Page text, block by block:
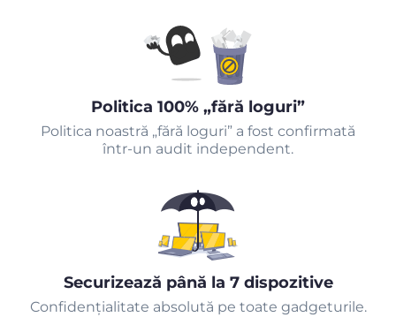
Politica 100% „fără loguri”
Politica noastră „fără loguri” a fost confirmată
într-un audit independent.
Securizează până la 7 dispozitive
Confidențialitate absolută pe toate gadgeturile.